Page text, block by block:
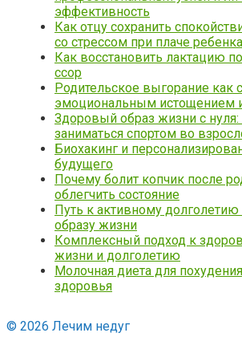
эффективность
Как отцу сохранить
со стрессом при плаче ребенка
Как восстановить лактацию
ссор
Родительское выгорание как
эмоциональным истощением
Здоровый образ жизни с нуля:
заниматься спортом во
Биохакинг и
будущего
Почему болит копчик после
облегчить состояние
Путь к активному
образу жизни
Комплексный подход к
жизни и долголетию
Молочная диета для
здоровья
© 2026 Лечим недуг